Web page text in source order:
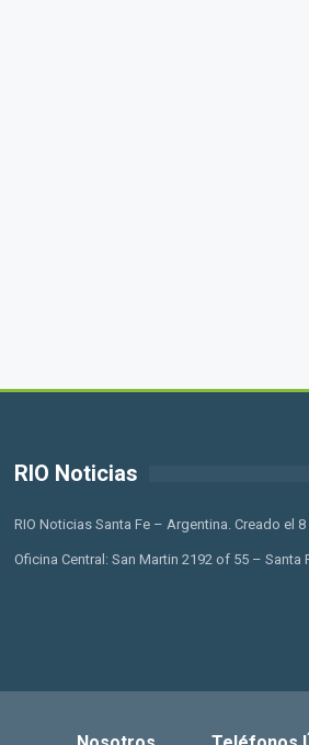
RIO Noticias
RIO Noticias Santa Fe – Argentina. Creado el
Oficina Central: San Martin 2192 of 55 – Santa